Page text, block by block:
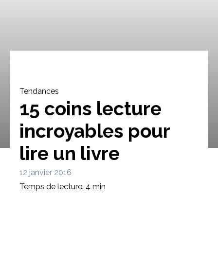
Bibliothèque Meuble tv
Tendances
15 coins lecture
incroyables pour
lire un livre
12 janvier 2016
Temps de lecture: 4 min